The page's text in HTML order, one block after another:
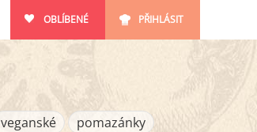
OBLÍBENÉ PŘIHLÁSIT
veganské pomazánky